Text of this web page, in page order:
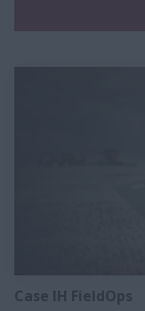
Case IH FieldOps